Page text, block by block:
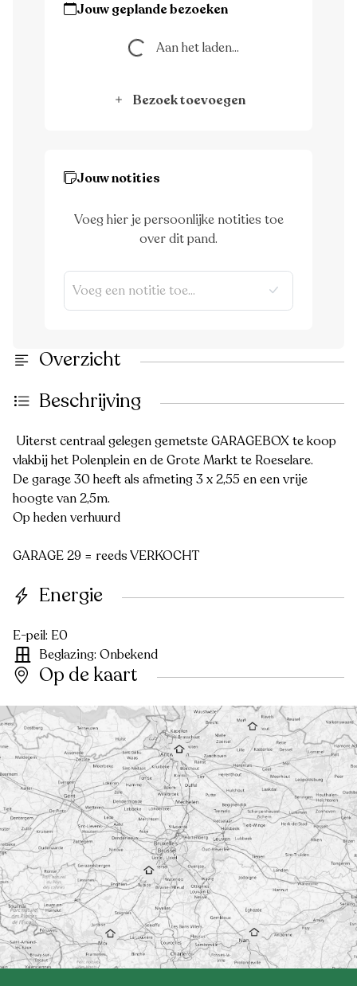
Jouw geplande bezoeken
Aan het laden... Aan het laden...
Bezoek toevoegen
Jouw notities
Voeg hier je persoonlijke notities toe
over dit pand.
Overzicht
Beschrijving
Uiterst centraal gelegen gemetste GARAGEBOX te koop
vlakbij het Polenplein en de Grote Markt te Roeselare.
De garage 30 heeft als afmeting 3 x 2,55 en een vrije
hoogte van 2,5m.
Op heden verhuurd
GARAGE 29 = reeds VERKOCHT
Energie
E-peil: E0
Beglazing: Onbekend
Op de kaart